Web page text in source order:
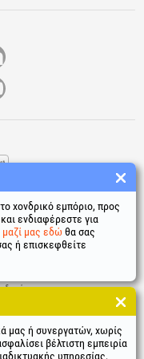
χονδρικό εμπόριο, προς
ενδιαφέρεστε για
μαζί μας εδώ θα σας
ή επισκεφθείτε
μας ή συνεργατών, χωρίς
βέλτιστη εμπειρία
υπηρεσίας,